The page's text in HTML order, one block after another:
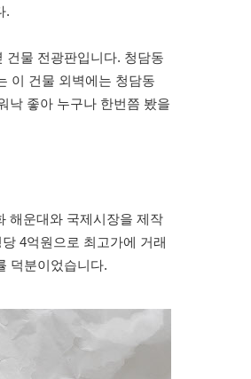
.
건물 전광판입니다. 청담동
이 건물 외벽에는 청담동
낙 좋아 누구나 한번쯤 봤을
해운대와 국제시장을 제작
4억원으로 최고가에 거래
덕분이었습니다.